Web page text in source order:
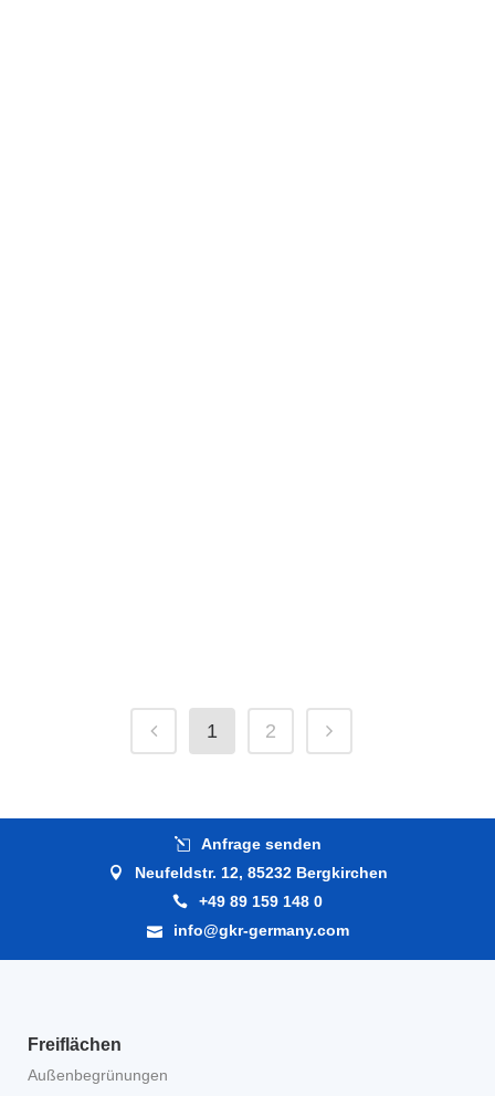
1 2
Anfrage senden
Neufeldstr. 12, 85232 Bergkirchen
+49 89 159 148 0
info@gkr-germany.com
Freiflächen
Außenbegrünungen